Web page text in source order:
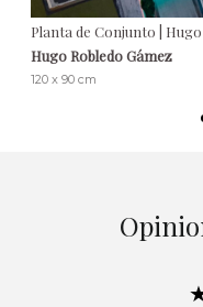
Planta de Conjunto |
Hugo Robledo Gámez
120 x 90 cm